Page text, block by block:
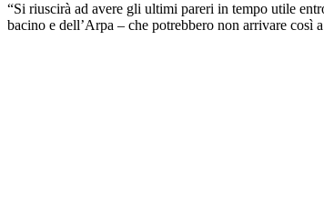
“Si riuscirà ad avere gli ultimi pareri in tempo utile
bacino e dell’Arpa – che potrebbero non arrivare così